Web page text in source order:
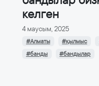
келген
4 маусым, 2025
#Алматы #қылмыс
#банды
#бандылар